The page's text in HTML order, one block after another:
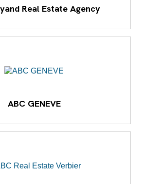
Real Estate Agency
ABC GENEVE